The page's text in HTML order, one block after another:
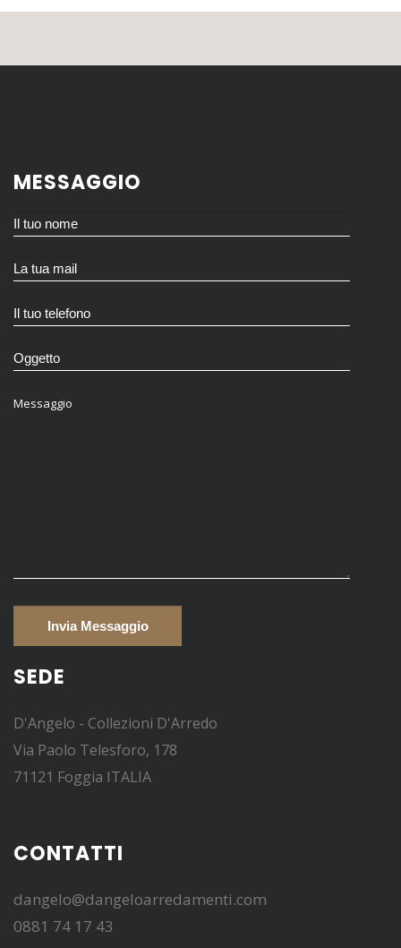
MESSAGGIO
Messaggio
SEDE
D'Angelo - Collezioni D'Arredo
Via Paolo Telesforo, 178
71121 Foggia ITALIA
CONTATTI
dangelo@dangeloarredamenti.com
0881 74 17 43